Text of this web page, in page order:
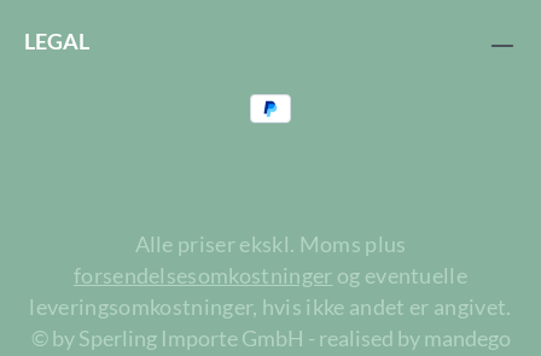
LEGAL
Alle priser ekskl. Moms plus
forsendelsesomkostninger og eventuelle
leveringsomkostninger, hvis ikke andet er angivet.
© by Sperling Importe GmbH - realised by mandego